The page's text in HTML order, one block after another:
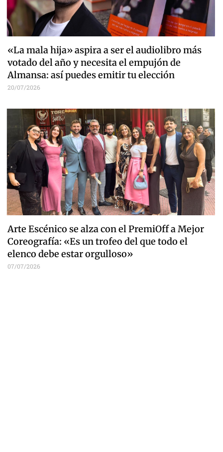
«La mala hija» aspira a ser el audiolibro más
votado del año y necesita el empujón de
Almansa: así puedes emitir tu elección
20/07/2026
Arte Escénico se alza con el PremiOff a Mejor
Coreografía: «Es un trofeo del que todo el
elenco debe estar orgulloso»
07/07/2026